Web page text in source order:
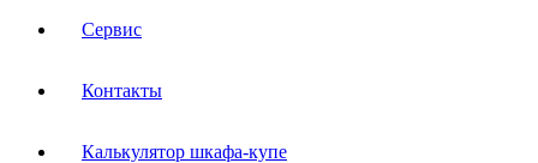
Сервис
Контакты
Калькулятор шкафа-купе